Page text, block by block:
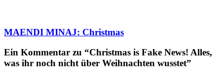
MAENDI MINAJ: Christmas
Ein Kommentar zu “Christmas is Fake News! Alles,
was ihr noch nicht über Weihnachten wusstet”